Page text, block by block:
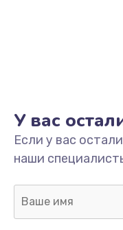
Замена
У вас
Если у вас
наши